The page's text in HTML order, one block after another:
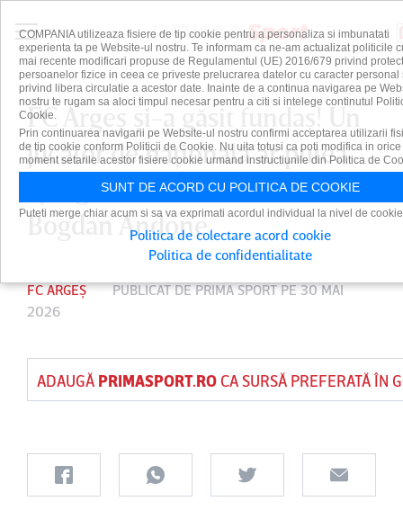
FC Argeş şi-a găsit fundaş! Un
jucător de naţională ar putea
ajunge sub comanda lui
Bogdan Andone
FC ARGEȘ PUBLICAT DEPRIMA SPORTPE 30 MAI
2026
ADAUGĂ PRIMASPORT.ROCA SURSĂ PREFERATĂ ÎN
COMPANIA utilizeaza fisiere de tip cookie pentru a personaliza si imbunatati
experienta ta pe Website-ul nostru. Te informam ca ne-am actualizat politicile
mai recente modificari propuse de Regulamentul (UE) 2016/679 privind
persoanelor fizice in ceea ce priveste prelucrarea datelor cu caracter personal
privind libera circulatie a acestor date. Inainte de a continua navigarea pe
nostru te rugam sa aloci timpul necesar pentru a citi si intelege continutul
Cookie.
Prin continuarea navigarii pe Website-ul nostru confirmi acceptarea utilizarii
de tip cookie conform Politicii de Cookie. Nu uita totusi ca poti modifica in orice
moment setarile acestor fisiere cookie urmand instructiunile din Politica de
SUNT DE ACORD CU POLITICA DE COOKIE
Puteti merge chiar acum si sa va exprimati acordul individual la nivel de
Politica de colectare acord cookie
Politica de confidentialitate